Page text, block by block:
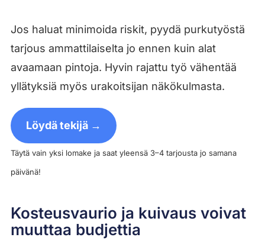
Jos haluat minimoida riskit, pyydä purkutyöstä
tarjous ammattilaiselta jo ennen kuin alat
avaamaan pintoja. Hyvin rajattu työ vähentää
yllätyksiä myös urakoitsijan näkökulmasta.
Löydä tekijä →
Täytä vain yksi lomake ja saat yleensä 3–4 tarjousta jo samana
päivänä!
Kosteusvaurio ja kuivaus voivat
muuttaa budjettia